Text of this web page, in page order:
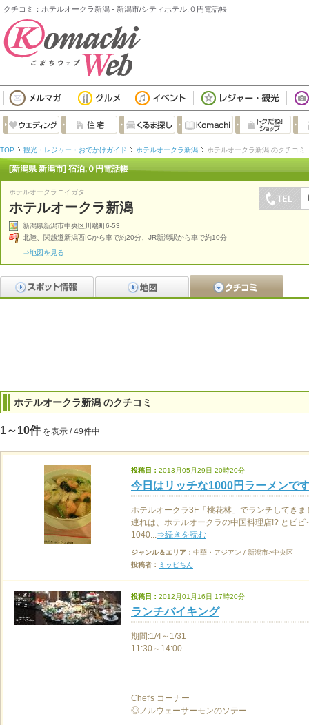
クチコミ：ホテルオークラ新潟 - 新潟市/シティホテル,０円電話帳
TOP 観光・レジャー・おでかけガイド ホテルオークラ新潟 ホテルオークラ新潟 のクチコミ
[新潟県 新潟市] 宿泊,０円電話帳
ホテルオークラニイガタ
ホテルオークラ新潟
新潟県新潟市中央区川端町6-53
北陸、関越道新潟西ICから車で約20分、JR新潟駅から車で約10分
⇒地図を見る
ホテルオークラ新潟 のクチコミ
1～10件 を表示 / 49件中
投稿日： 2013月05月29日 20時20分
今日はリッチな1000円ラーメンで
ホテルオークラ3F「桃花林」でランチしてきま
連れは、ホテルオークラの中国料理店!? とビビ
1040...⇒続きを読む
ジャンル＆エリア： 中華・アジアン / 新潟市>中央区
投稿者： ミッピちん
投稿日： 2012月01月16日 17時20分
ランチバイキング
期間:1/4～1/31
11:30～14:00
Chef's コーナー
◎ノルウェーサーモンのソテー